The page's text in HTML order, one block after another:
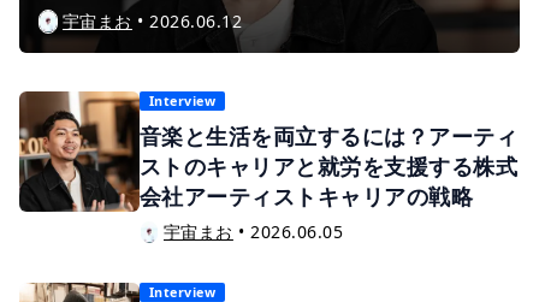
肢で揺れている若手アーティストは多いかと思いま
す。今回は、数千組のアーティスト支援を行ってき
であるガリバー宇田川氏に、音楽活動を"続けるた
めの“正社員という選択肢と、今の時代を生き抜く
アーティストへ向けたリアルなアドバイスを伺いま
した。
宇宙まお •2026.06.12
Interview
音楽と生活を両立するには？アーティ
ストのキャリアと就労を支援する株式
会社アーティストキャリアの戦略
宇宙まお •2026.06.05
Interview